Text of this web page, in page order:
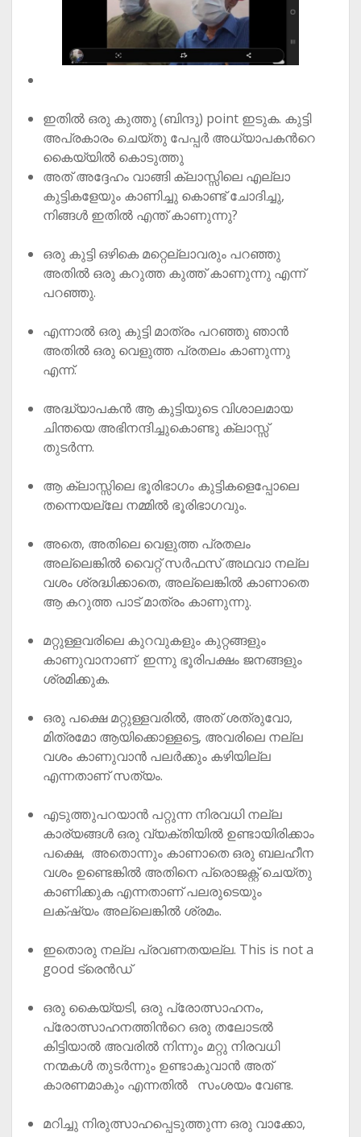
ഇതിൽ ഒരു കുത്തു (ബിന്ദു) point ഇടുക. കുട്ടി
അപ്രകാരം ചെയ്തു പേപ്പർ അധ്യാപകൻറെ
കൈയ്യിൽ കൊടുത്തു
അത് അദ്ദേഹം വാങ്ങി ക്ലാസ്സിലെ എല്ലാ
കുട്ടികളേയും കാണിച്ചു കൊണ്ട് ചോദിച്ചു,
നിങ്ങൾ ഇതിൽ എന്ത് കാണുന്നു?
ഒരു കുട്ടി ഒഴികെ മറ്റെല്ലാവരും പറഞ്ഞു
അതിൽ ഒരു കറുത്ത കുത്ത് കാണുന്നു എന്ന്
പറഞ്ഞു.
എന്നാൽ ഒരു കുട്ടി മാത്രം പറഞ്ഞു ഞാൻ
അതിൽ ഒരു വെളുത്ത പ്രതലം കാണുന്നു
എന്ന്.
അദ്ധ്യാപകൻ ആ കുട്ടിയുടെ വിശാലമായ
ചിന്തയെ അഭിനന്ദിച്ചുകൊണ്ടു ക്ലാസ്സ്
തുടർന്ന.
ആ ക്ലാസ്സിലെ ഭൂരിഭാഗം കുട്ടികളെപ്പോലെ
തന്നെയല്ലേ നമ്മിൽ ഭൂരിഭാഗവും.
അതെ, അതിലെ വെളുത്ത പ്രതലം
അല്ലെങ്കിൽ വൈറ്റ് സർഫസ് അഥവാ നല്ല
വശം ശ്രദ്ധിക്കാതെ, അല്ലെങ്കിൽ കാണാതെ
ആ കറുത്ത പാട് മാത്രം കാണുന്നു.
മറ്റുള്ളവരിലെ കുറവുകളും കുറ്റങ്ങളും
കാണുവാനാണ് ഇന്നു ഭൂരിപക്ഷം ജനങ്ങളും
ശ്രമിക്കുക.
ഒരു പക്ഷെ മറ്റുള്ളവരിൽ, അത് ശത്രുവോ,
മിത്രമോ ആയിക്കൊള്ളട്ടെ, അവരിലെ നല്ല
വശം കാണുവാൻ പലർക്കും കഴിയില്ല
എന്നതാണ് സത്യം.
എടുത്തുപറയാൻ പറ്റുന്ന നിരവധി നല്ല
കാര്യങ്ങൾ ഒരു വ്യക്തിയിൽ ഉണ്ടായിരിക്കാം
പക്ഷെ, അതൊന്നും കാണാതെ ഒരു ബലഹീന
വശം ഉണ്ടെങ്കിൽ അതിനെ പ്രൊജക്റ്റ് ചെയ്തു
കാണിക്കുക എന്നതാണ് പലരുടെയും
ലക്‌ഷ്യം അല്ലെങ്കിൽ ശ്രമം.
ഇതൊരു നല്ല പ്രവണതയല്ല. This is not a
good ട്രെൻഡ്
ഒരു കൈയ്യടി, ഒരു പ്രോത്സാഹനം,
പ്രോത്സാഹനത്തിൻറെ ഒരു തലോടൽ
കിട്ടിയാൽ അവരിൽ നിന്നും മറ്റു നിരവധി
നന്മകൾ തുടർന്നും ഉണ്ടാകുവാൻ അത്
കാരണമാകും എന്നതിൽ സംശയം വേണ്ട.
മറിച്ചു നിരുത്സാഹപ്പെടുത്തുന്ന ഒരു വാക്കോ,